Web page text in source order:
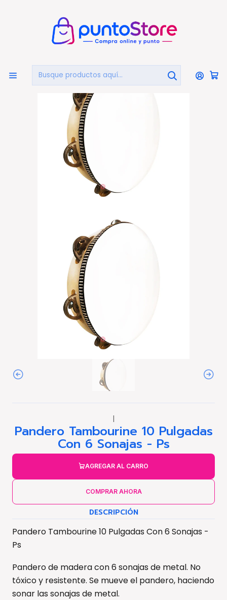
INSTRUMENTOS MUSICALES Panderos
Pandero Tambourine 10 Pulgadas Con 6 Sonajas - Ps
|
Pandero Tambourine 10 Pulgadas
Con 6 Sonajas - Ps
AGREGAR AL CARRO
COMPRAR AHORA
DESCRIPCIÓN
Pandero Tambourine 10 Pulgadas Con 6 Sonajas -
Ps
Pandero de madera con 6 sonajas de metal. No
tóxico y resistente. Se mueve el pandero, haciendo
sonar las sonajas de metal.